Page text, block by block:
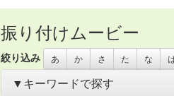
振り付けムービー
絞り込み あ か さ た な
▼キーワードで探す